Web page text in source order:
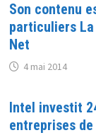
Son contenu
particuliers
Net
4 mai 2014
Intel investit
entreprises